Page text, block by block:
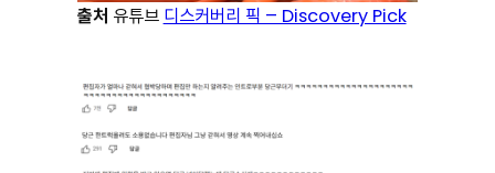
출처 유튜브 디스커버리 픽 – Discovery Pick